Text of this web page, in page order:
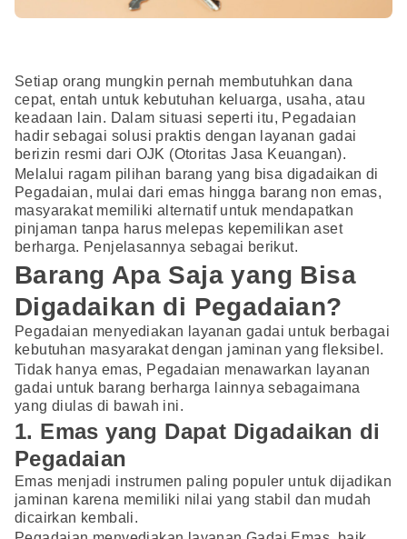
Setiap orang mungkin pernah membutuhkan dana
cepat, entah untuk kebutuhan keluarga, usaha, atau
keadaan lain. Dalam situasi seperti itu, Pegadaian
hadir sebagai solusi praktis dengan layanan gadai
berizin resmi dari OJK (Otoritas Jasa Keuangan).
Melalui ragam pilihan barang yang bisa digadaikan di
Pegadaian, mulai dari emas hingga barang non emas,
masyarakat memiliki alternatif untuk mendapatkan
pinjaman tanpa harus melepas kepemilikan aset
berharga. Penjelasannya sebagai berikut.
Barang Apa Saja yang Bisa
Digadaikan di Pegadaian?
Pegadaian menyediakan layanan gadai untuk berbagai
kebutuhan masyarakat dengan jaminan yang fleksibel.
Tidak hanya emas, Pegadaian menawarkan layanan
gadai untuk barang berharga lainnya sebagaimana
yang diulas di bawah ini.
1. Emas yang Dapat Digadaikan di
Pegadaian
Emas menjadi instrumen paling populer untuk dijadikan
jaminan karena memiliki nilai yang stabil dan mudah
dicairkan kembali.